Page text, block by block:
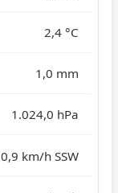
2,4 °C
1,0 mm
1.024,0 hPa
0,9 km/h SSW